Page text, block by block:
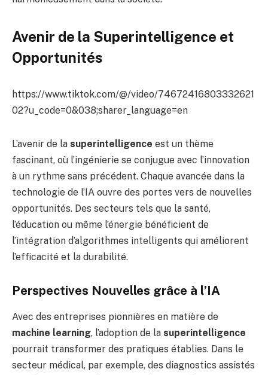
Avenir de la Superintelligence et
Opportunités
https://www.tiktok.com/@/video/74672416803332621
02?u_code=0&038;sharer_language=en
L’avenir de la superintelligence est un thème
fascinant, où l’ingénierie se conjugue avec l’innovation
à un rythme sans précédent. Chaque avancée dans la
technologie de l’IA ouvre des portes vers de nouvelles
opportunités. Des secteurs tels que la santé,
l’éducation ou même l’énergie bénéficient de
l’intégration d’algorithmes intelligents qui améliorent
l’efficacité et la durabilité.
Perspectives Nouvelles grâce à l’IA
Avec des entreprises pionnières en matière de
machine learning, l’adoption de la superintelligence
pourrait transformer des pratiques établies. Dans le
secteur médical, par exemple, des diagnostics assistés